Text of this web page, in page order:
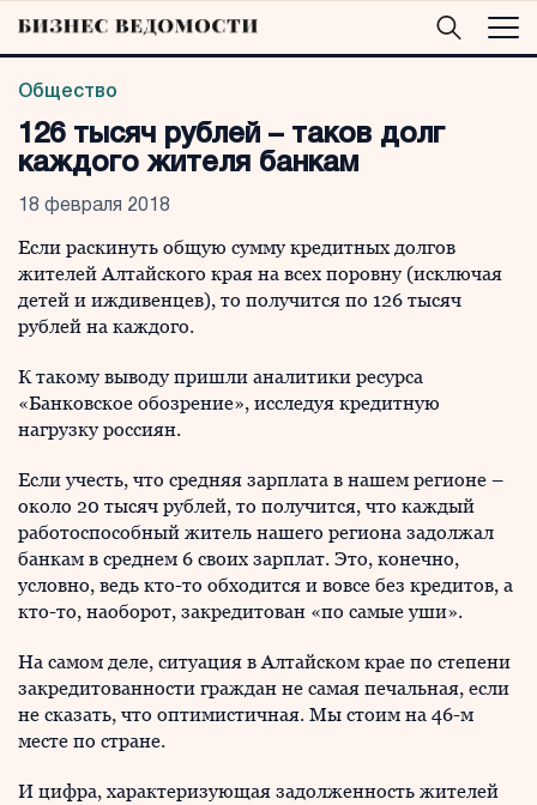
Общество
126 тысяч рублей – таков долг
каждого жителя банкам
18 февраля 2018
Если раскинуть общую сумму кредитных долгов
жителей Алтайского края на всех поровну (исключая
детей и иждивенцев), то получится по 126 тысяч
рублей на каждого.
К такому выводу пришли аналитики ресурса
«Банковское обозрение», исследуя кредитную
нагрузку россиян.
Если учесть, что средняя зарплата в нашем регионе –
около 20 тысяч рублей, то получится, что каждый
работоспособный житель нашего региона задолжал
банкам в среднем 6 своих зарплат. Это, конечно,
условно, ведь кто-то обходится и вовсе без кредитов, а
кто-то, наоборот, закредитован «по самые уши».
На самом деле, ситуация в Алтайском крае по степени
закредитованности граждан не самая печальная, если
не сказать, что оптимистичная. Мы стоим на 46-м
месте по стране.
И цифра, характеризующая задолженность жителей